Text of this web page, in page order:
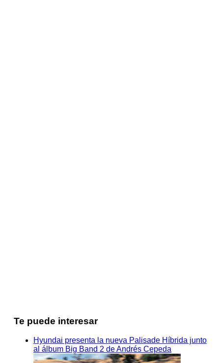
Te puede interesar
Hyundai presenta la nueva Palisade Híbrida junto
al álbum Big Band 2 de Andrés Cepeda